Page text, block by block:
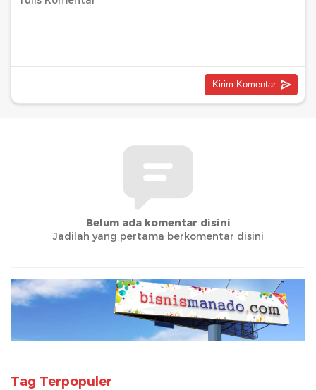
Belum ada komentar disini
Jadilah yang pertama berkomentar disini
Tag Terpopuler